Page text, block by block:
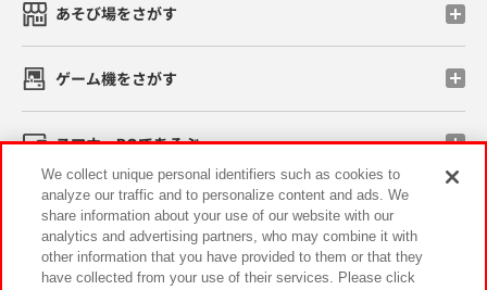
あそび場をさがす
ゲーム機をさがす
スマホ・PCであそぶ
イベント・キャンペーン
We collect unique personal identifiers such as cookies to
analyze our traffic and to personalize content and ads. We
share information about your use of our website with our
analytics and advertising partners, who may combine it with
other information that you have provided to them or that they
have collected from your use of their services. Please click